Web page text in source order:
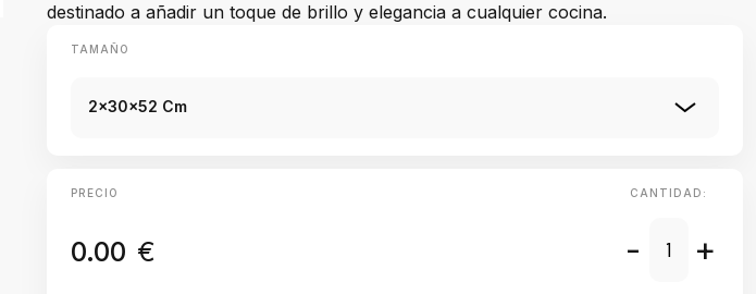
destinado a añadir un toque de brillo y elegancia a cualquier cocina.
TAMAÑO
2x30x52 Cm
PRECIO
0.00 €
CANTIDAD:
- +